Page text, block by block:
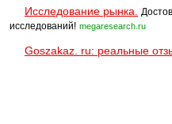
Исследование рынка.
исследований! megaresearch.ru
Goszakaz. ru: реальные